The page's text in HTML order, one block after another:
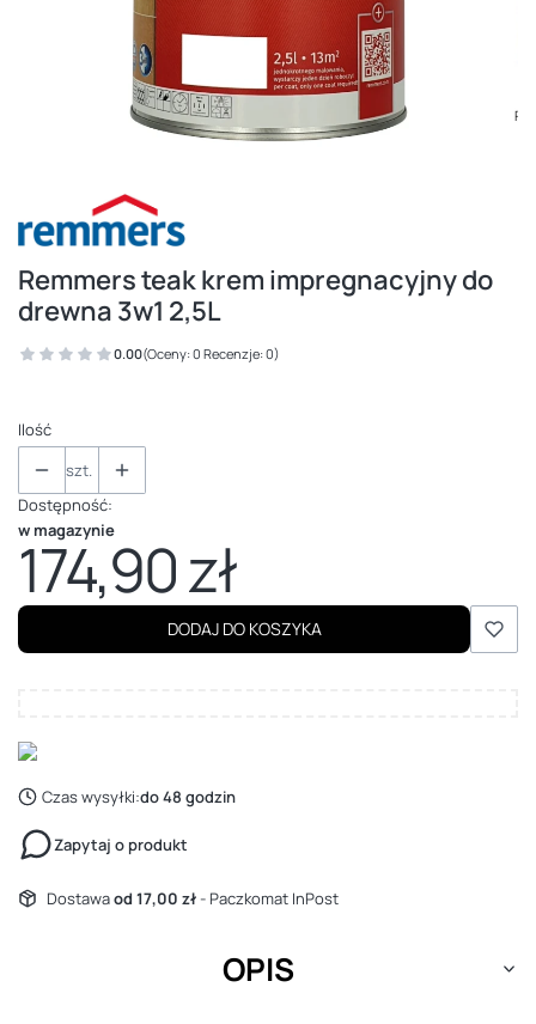
Remmers teak krem impregnacyjny do
drewna 3w1 2,5L
0.00(Oceny: 0 Recenzje: 0)
Ilość
szt.
Dostępność:
w magazynie
Cena
174,90 zł
DODAJ DO KOSZYKA
Czas wysyłki:do 48 godzin
Zapytaj o produkt
Dostawaod 17,00 zł- Paczkomat InPost
OPIS